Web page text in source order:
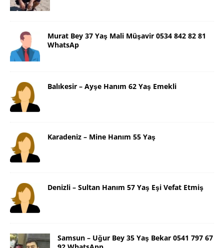
Murat Bey 37 Yaş Mali Müşavir 0534 842 82 81
WhatsAp
Balıkesir – Ayşe Hanım 62 Yaş Emekli
Karadeniz – Mine Hanım 55 Yaş
Denizli – Sultan Hanım 57 Yaş Eşi Vefat Etmiş
Samsun – Uğur Bey 35 Yaş Bekar 0541 797 67